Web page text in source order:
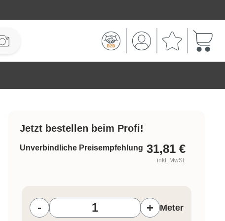
Jetzt bestellen beim Profi!
Unverbindliche Preisempfehlung 31,81 €
inkl. MwSt.
-
+ Meter